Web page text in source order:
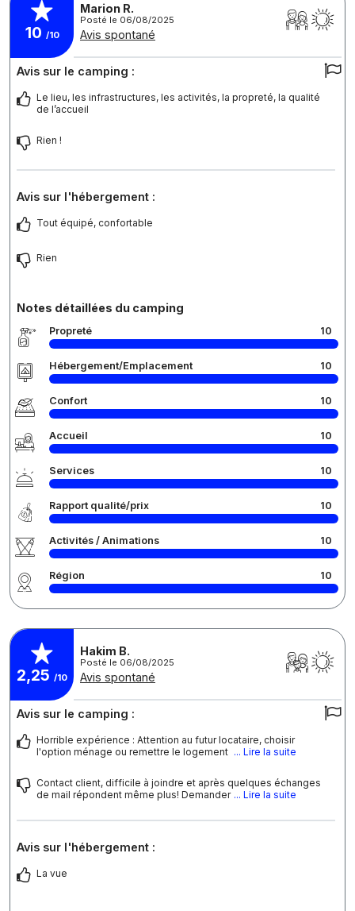
10 /10
Marion R.
Posté le 06/08/2025
Avis spontané
Avis sur le camping :
Le lieu, les infrastructures, les activités, la propreté, la qualité
de l’accueil
Rien !
Avis sur l'hébergement :
Tout équipé, confortable
Rien
Notes détaillées du camping
Propreté 10
Hébergement/Emplacement 10
Confort 10
Accueil 10
Services 10
Rapport qualité/prix 10
Activités / Animations 10
Région 10
2,25 /10
Hakim B.
Posté le 06/08/2025
Avis spontané
Avis sur le camping :
Horrible expérience : Attention au futur locataire, choisir
l'option ménage ou remettre le logement ... Lire la suite
Contact client, difficile à joindre et après quelques échanges
de mail répondent même plus! Demander ... Lire la suite
Avis sur l'hébergement :
La vue